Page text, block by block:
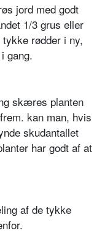
jord med godt
1/3 grus eller
rødder i ny,
gang.
skæres planten
kan man, hvis
skudantallet
har godt af at
af de tykke